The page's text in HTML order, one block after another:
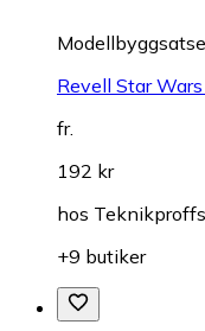
Revell Star
fr.
192 kr
hos
+9 butiker